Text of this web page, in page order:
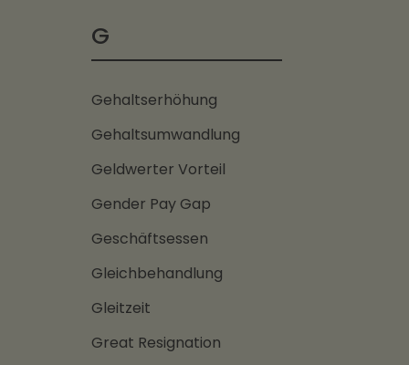
G
Gehaltserhöhung
Gehaltsumwandlung
Geldwerter Vorteil
Gender Pay Gap
Geschäftsessen
Gleichbehandlung
Gleitzeit
Great Resignation